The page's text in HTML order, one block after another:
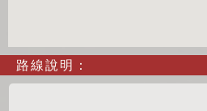
路線說明：